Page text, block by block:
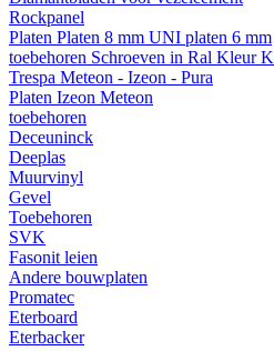
Rockpanel
Platen Platen 8 mm UNI platen 6 mm
toebehoren Schroeven in Ral Kleur
Trespa Meteon - Izeon - Pura
Platen Izeon Meteon
toebehoren
Deceuninck
Deeplas
Muurvinyl
Gevel
Toebehoren
SVK
Fasonit leien
Andere bouwplaten
Promatec
Eterboard
Eterbacker